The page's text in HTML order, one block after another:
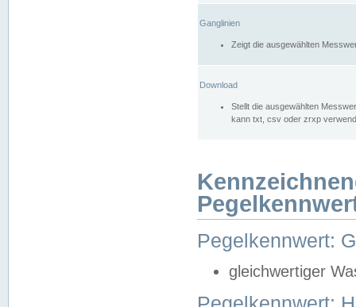
Ganglinien
Zeigt die ausgewählten
Download
Stellt die ausgewählten
kann txt, csv oder zrxp
Pegelkennwert:
gleichwertiger